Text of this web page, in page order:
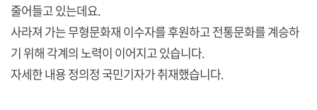
줄어들고 있는데요.
사라져 가는 무형문화재 이수자를 후원하고 전통문화를 계승하
기 위해 각계의 노력이 이어지고 있습니다.
자세한 내용 정의정 국민기자가 취재했습니다.